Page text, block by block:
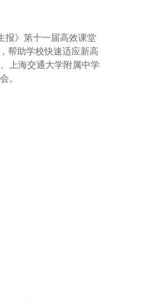
报》第十一届高效课堂
帮助学校快速适应新高
上海交通大学附属中学
。